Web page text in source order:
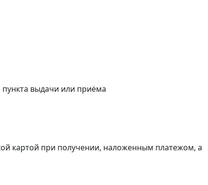
пункта выдачи или приёма
картой при получении, наложенным платежом, а